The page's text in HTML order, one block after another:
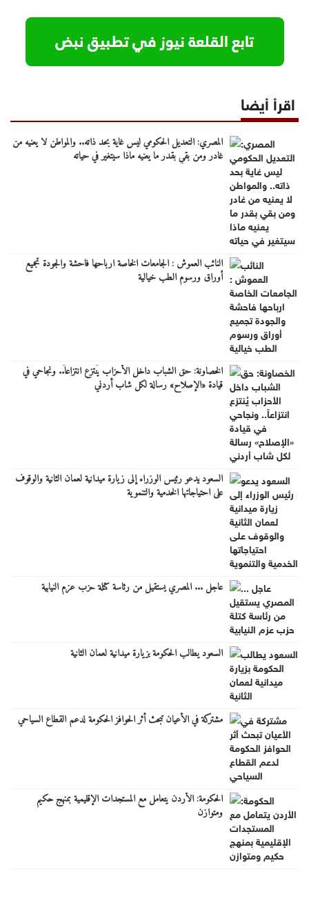
اقرأ أيضا
المصري: التعديل الحكومي ليس غاية بحد ذاته.. والمواطن لا يعنيه من
غادر ومن بقي بقدر ما يعنيه ماذا سيتغير في حياته
النائب العموش : الجامعات الخاصة ارباحها فاحشة والجودة تجميع
أوراق ورسوم الطب خيالية
الخصاونة: حق الشباب داخل الأحزاب يُنتزع انتزاعاً.. ونجاحي في
قيادة «الإصلاح» رسالة لكل شاب أردني
السعود يدعو رئيس الوزراء إلى زيارة ميدانية لعمان الثانية والوقوف
على احتياجاتها الخدمية والتنموية
عاجل ... المصري يستقيل من رئاسة كتلة حزب عزم النيابية
السعود يطالب الحكومة بزيارة ميدانية لعمان الثانية
مشتركة في الأعيان تبحث أثر الحوافز الحكومة لدعم القطاع السياحي
الحكومة: الأردن يتعامل مع المستجدات الإقليمية بمنهج حكيم
ومتوازن